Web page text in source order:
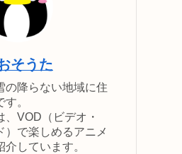
そうた
の降らない地域に住
。
、VOD（ビデオ・
）で楽しめるアニメ
しています。